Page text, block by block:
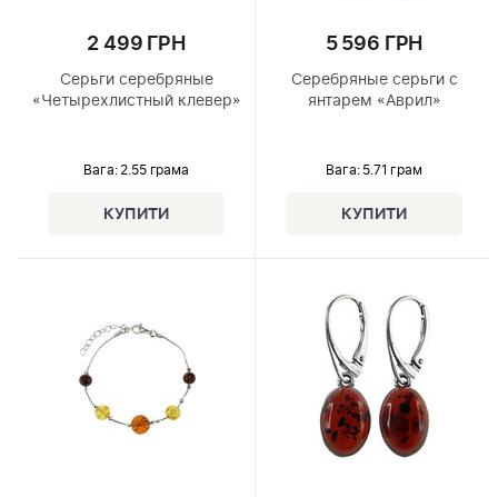
2 499 ГРН
Серьги серебряные
«Четырехлистный клевер»
Вага: 2.55 грама
5 596 ГРН
Серебряные серьги с
янтарем «Аврил»
Вага: 5.71 грам